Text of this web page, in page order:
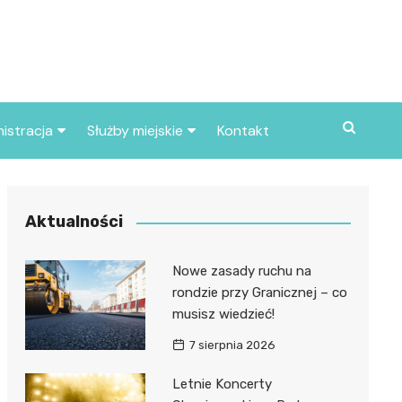
miasta
Służby miejskie
Policja
Kontakt
Aktualności
Nowe zasady ruchu na
rondzie przy Granicznej – co
musisz wiedzieć!
7 sierpnia 2026
Letnie Koncerty